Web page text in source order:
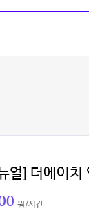
얼] 더에이치
원/시간